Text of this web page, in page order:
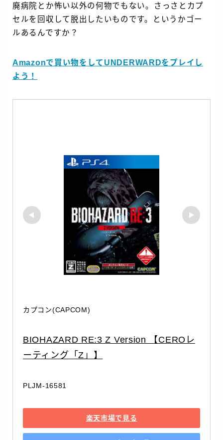
廃病院とか怖い以外の何物でもない。さっさとカプ
セルを回収して脱出したいものです。というかゴー
ルあるんですか？
Amazonで買い物をしてUNDERWARDをプレイし
よう！
カプコン(CAPCOM)
BIOHAZARD RE:3 Z Version 【CEROレ
ーティング「Z」】
PLJM-16581
楽天市場で見る